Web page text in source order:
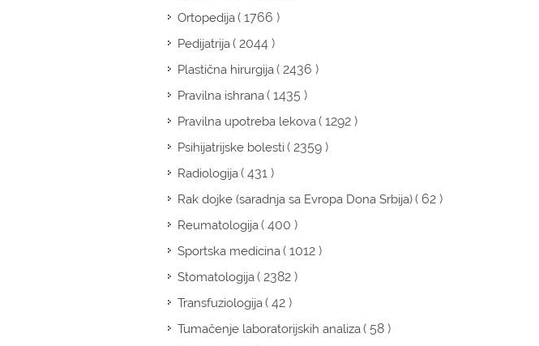
Ortopedija( 1766 )
Pedijatrija( 2044 )
Plastična hirurgija( 2436 )
Pravilna ishrana( 1435 )
Pravilna upotreba lekova( 1292 )
Psihijatrijske bolesti( 2359 )
Radiologija( 431 )
Rak dojke (saradnja sa Evropa Dona Srbija)( 62 )
Reumatologija( 400 )
Sportska medicina( 1012 )
Stomatologija( 2382 )
Transfuziologija( 42 )
Tumačenje laboratorijskih analiza( 58 )